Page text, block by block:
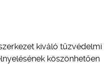
kiváló tűzvédelmi
köszönhetően